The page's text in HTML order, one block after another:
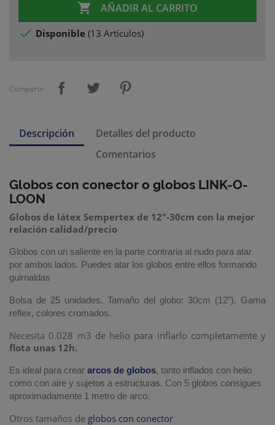
 AÑADIR AL CARRITO
 Disponible (13 Artículos)
Compartir
Descripción
Detalles del producto
Comentarios
Globos con conector o globos LINK-O-
LOON
Globos de látex Sempertex de 12"-30cm con la mejor
relación calidad/precio
Globos con un saliente en la parte contraria al nudo para atar
por ambos lados. Puedes atar los globos entre ellos formando
guirnaldas
Bolsa de 25 unidades. Tamaño del globo: 30cm (12”). Gama
reflex, colores cromados.
Necesita 0.028 m3 de helio para inflarlo completamente y
flota unas 12h.
Es ideal para crear arcos de globos, tanto inflados con helio
como con aire y sujetos a estructuras. Con 5 globos consigues
aproximadamente 1 metro de arco.
Otros tamaños de globos con conector